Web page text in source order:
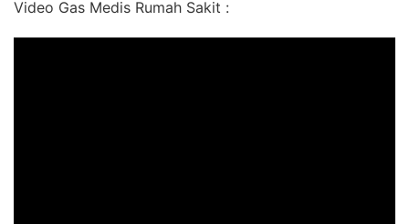
Video Gas Medis Rumah Sakit :